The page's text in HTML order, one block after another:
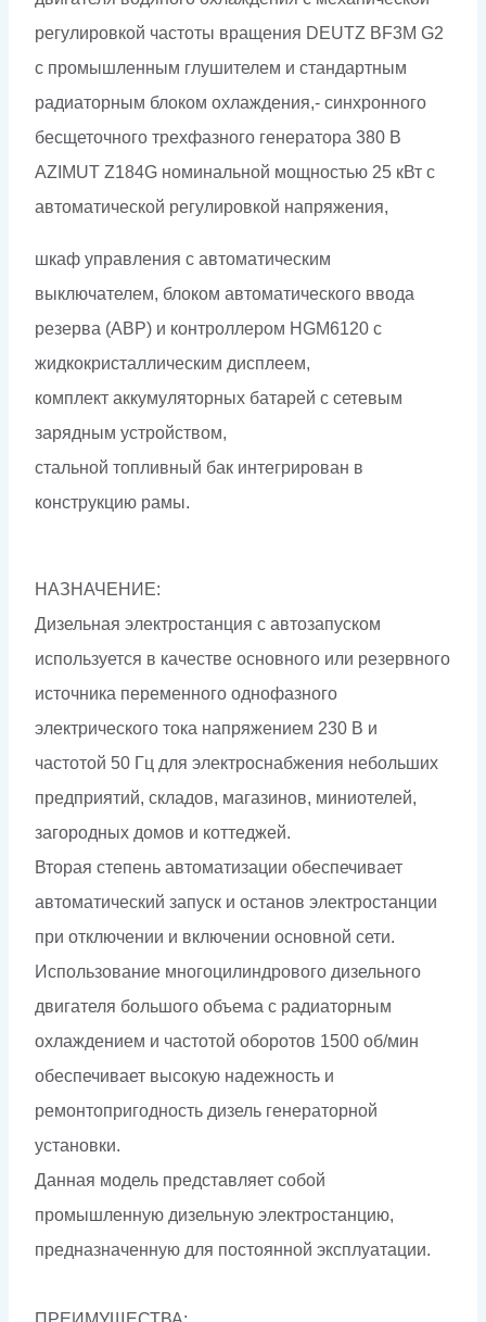
регулировкой частоты вращения DEUTZ BF3M G2
с промышленным глушителем и стандартным
радиаторным блоком охлаждения,- синхронного
бесщеточного трехфазного генератора 380 В
AZIMUT Z184G номинальной мощностью 25 кВт c
автоматической регулировкой напряжения,
шкаф управления с автоматическим
выключателем, блоком автоматического ввода
резерва (АВР) и контроллером HGM6120 с
жидкокристаллическим дисплеем,
комплект аккумуляторных батарей с сетевым
зарядным устройством,
стальной топливный бак интегрирован в
конструкцию рамы.
НАЗНАЧЕНИЕ:
Дизельная электростанция с автозапуском
используется в качестве основного или резервного
источника переменного однофазного
электрического тока напряжением 230 В и
частотой 50 Гц для электроснабжения небольших
предприятий, складов, магазинов, миниотелей,
загородных домов и коттеджей.
Вторая степень автоматизации обеспечивает
автоматический запуск и останов электростанции
при отключении и включении основной сети.
Использование многоцилиндрового дизельного
двигателя большого объема с радиаторным
охлаждением и частотой оборотов 1500 об/мин
обеспечивает высокую надежность и
ремонтопригодность дизель генераторной
установки.
Данная модель представляет собой
промышленную дизельную электростанцию,
предназначенную для постоянной эксплуатации.